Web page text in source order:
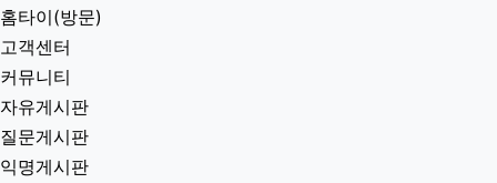
홈타이(방문)
고객센터
커뮤니티
자유게시판
질문게시판
익명게시판